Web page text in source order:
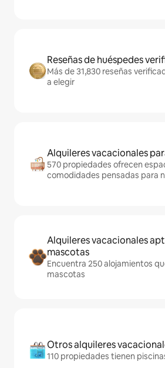
Reseñas de huéspedes
Más de 31,830 reseñas
a elegir
Alquileres vacacionales
570 propiedades ofrecen
comodidades pensadas para
Alquileres vacacionales
mascotas
Encuentra 250 alojamientos
mascotas
Otros alquileres
110 propiedades tienen